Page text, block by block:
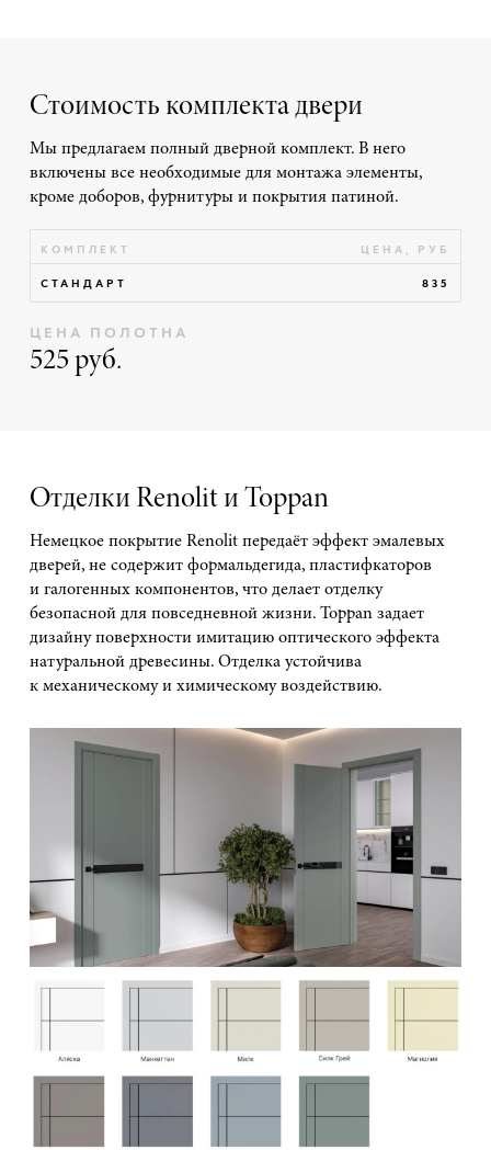
Стоимость комплекта двери
Мы предлагаем полный дверной комплект. В него
включены все необходимые для монтажа элементы,
кроме доборов, фурнитуры и покрытия патиной.
КОМПЛЕКТ ЦЕНА, РУБ
СТАНДАРТ 835
ЦЕНА ПОЛОТНА
525 руб.
Отделки Renolit и Toppan
Немецкое покрытие Renolit передаёт эффект эмалевых
дверей, не содержит формальдегида, пластифкаторов
и галогенных компонентов, что делает отделку
безопасной для повседневной жизни. Toppan задает
дизайну поверхности имитацию оптического эффекта
натуральной древесины. Отделка устойчива
к механическому и химическому воздействию.